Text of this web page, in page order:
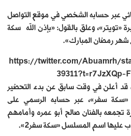
عبر حسابه الشخصي في موقع التواصل
الاجتماعي والتدوينات القصيرة «تويتر»، وعلق بالقول: «بإذن الله ‎سكة
شهر رمضان المبارك».
https://twitter.com/Abuamrh/
39311?t=r7JzXQp-
قد أعلن في وقت سابق عن بدء التحضير
سفر»، عبر حسابه الرسمي على
بالفنان صالح أبو عمره وأمامهم
عليها اسم المسلسل «سكة سفر2».